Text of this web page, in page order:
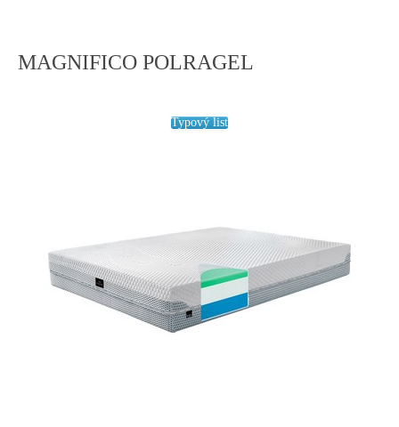
MAGNIFICO POLRAGEL
Typový list